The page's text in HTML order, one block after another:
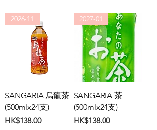
2026-11
SANGARIA 烏龍茶
(500mlx24支)
價格
HK$138.00
2027-01
SANGARIA 茶
(500mlx24支)
價格
HK$138.00